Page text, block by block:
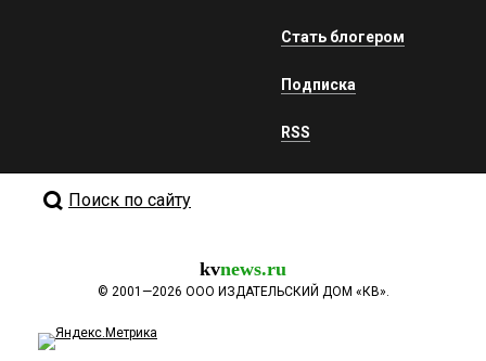
Стать блогером
Подписка
RSS
Поиск по сайту
kvnews.ru
© 2001—2026 ООО ИЗДАТЕЛЬСКИЙ ДОМ «КВ».